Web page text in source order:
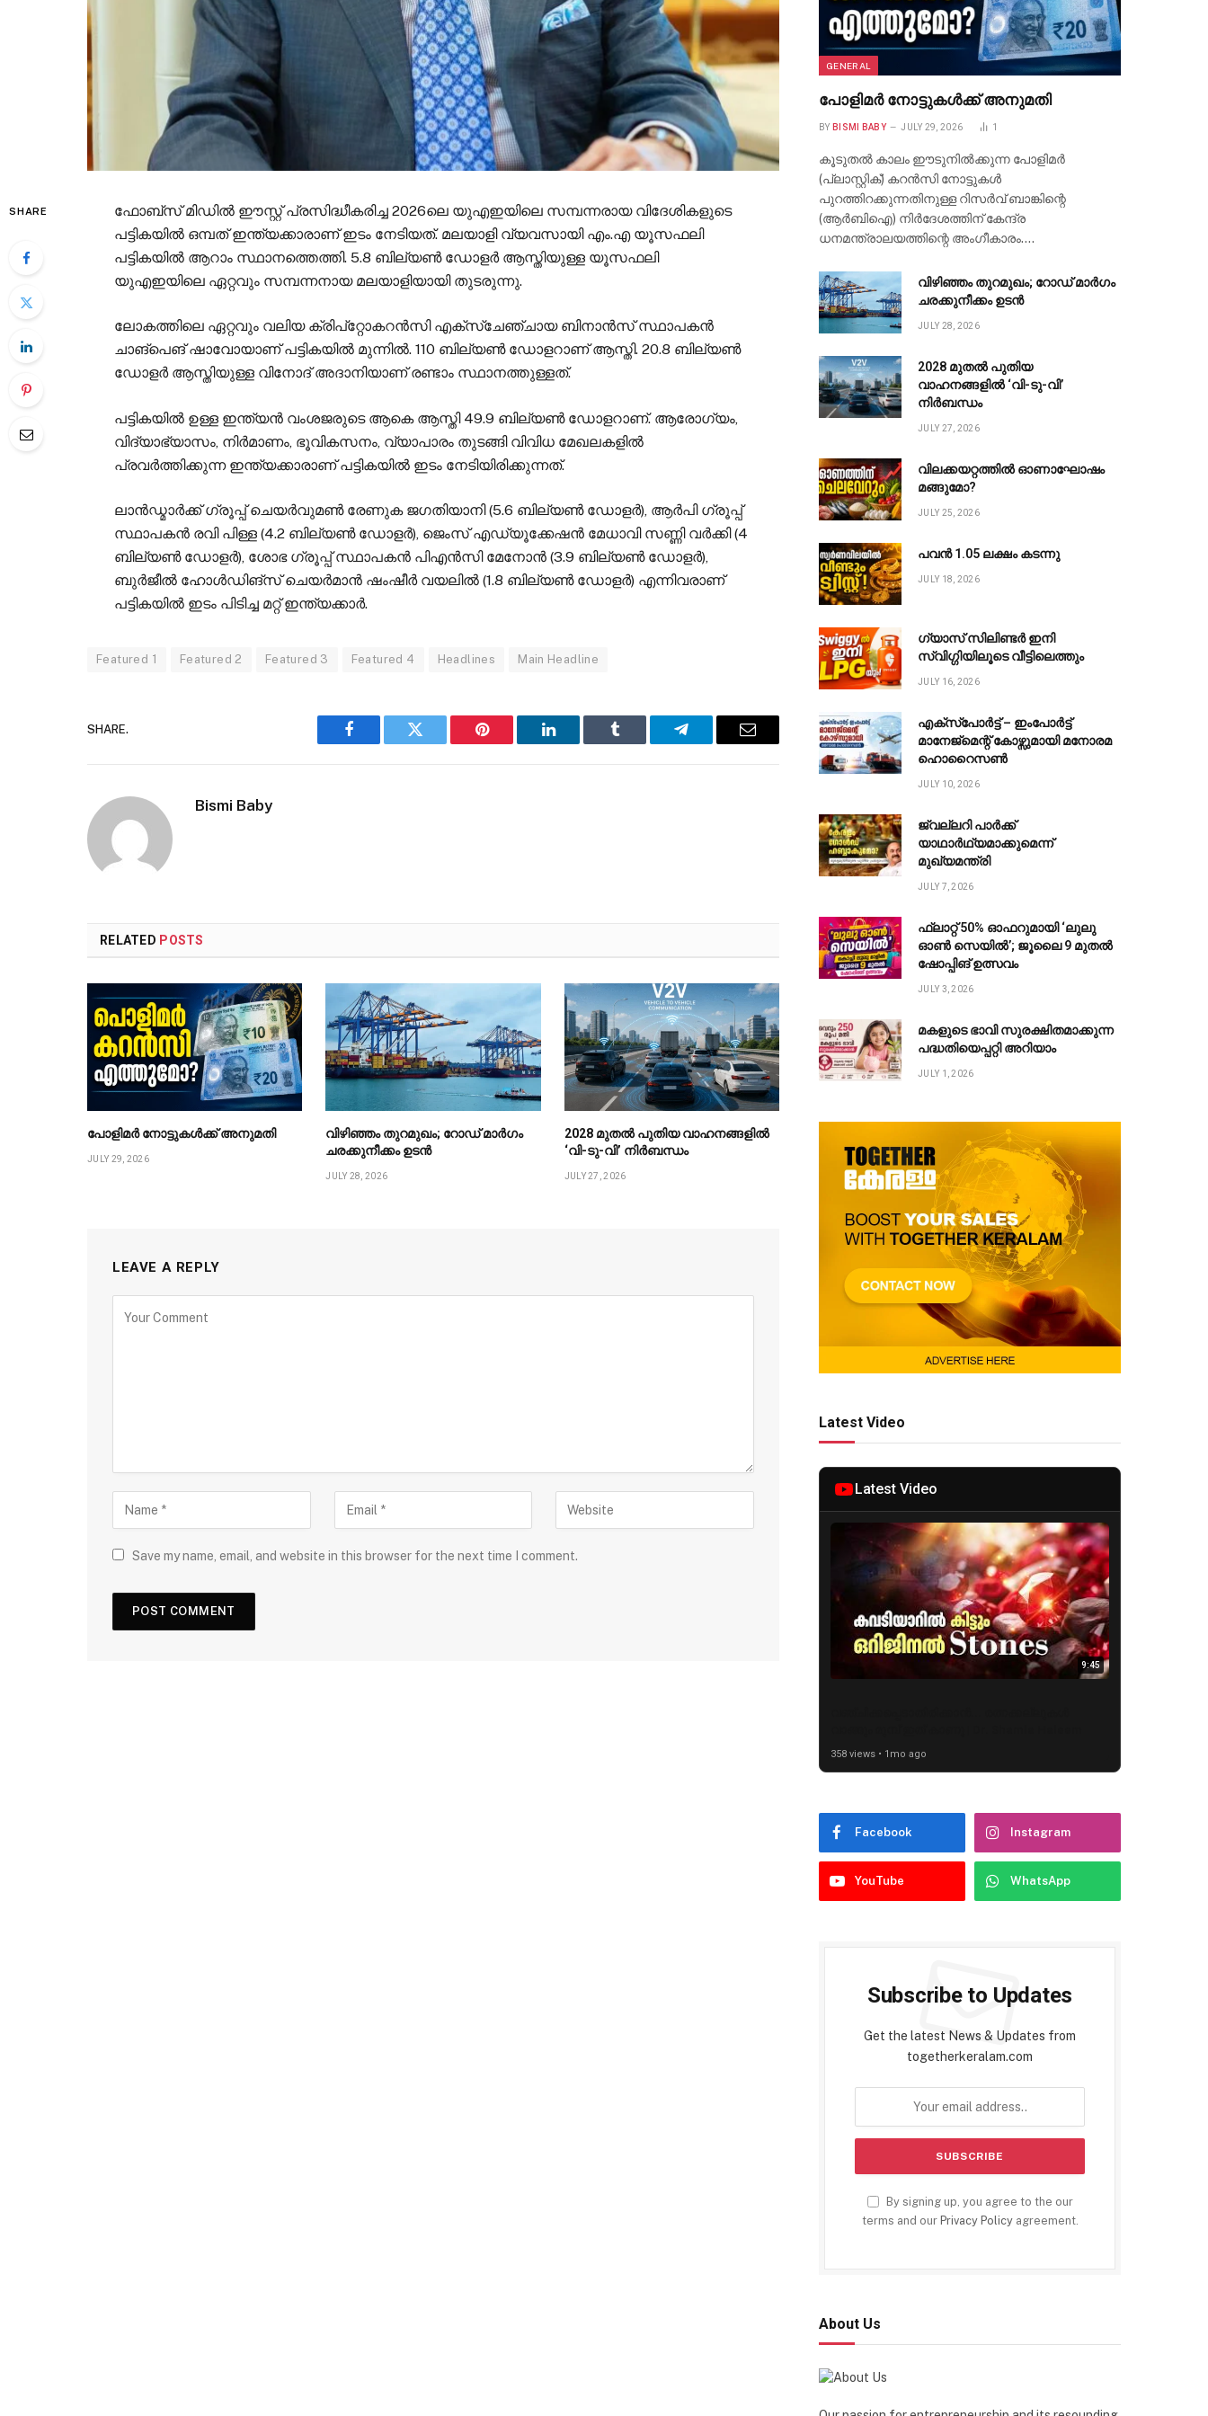
SHARE
ഫോബ്‌സ് മിഡില്‍ ഈസ്റ്റ് പ്രസിദ്ധീകരിച്ച 2026ലെ യുഎഇയിലെ സമ്പന്നരായ വിദേശികളുടെ
പട്ടികയിൽ ഒമ്പത് ഇന്ത്യക്കാരാണ് ഇടം നേടിയത്. മലയാളി വ്യവസായി എം.എ യൂസഫലി
പട്ടികയിൽ ആറാം സ്ഥാനത്തെത്തി. 5.8 ബില്യൺ ഡോളർ ആസ്തിയുള്ള യൂസഫലി
യുഎഇയിലെ ഏറ്റവും സമ്പന്നനായ മലയാളിയായി തുടരുന്നു.
ലോകത്തിലെ ഏറ്റവും വലിയ ക്രിപ്റ്റോകറന്‍സി എക്സ്ചേഞ്ചായ ബിനാന്‍സ് സ്ഥാപകന്‍
ചാങ്പെങ് ഷാവോയാണ് പട്ടികയില്‍ മുന്നില്‍. 110 ബില്യണ്‍ ഡോളറാണ് ആസ്തി. 20.8 ബില്യൺ
ഡോളർ ആസ്തിയുള്ള വിനോദ് അദാനിയാണ് രണ്ടാം സ്ഥാനത്തുള്ളത്.
പട്ടികയിൽ ഉള്ള ഇന്ത്യൻ വംശജരുടെ ആകെ ആസ്തി 49.9 ബില്യൺ ഡോളറാണ്. ആരോഗ്യം,
വിദ്യാഭ്യാസം, നിർമാണം, ഭൂവികസനം, വ്യാപാരം തുടങ്ങി വിവിധ മേഖലകളിൽ
പ്രവർത്തിക്കുന്ന ഇന്ത്യക്കാരാണ് പട്ടികയിൽ ഇടം നേടിയിരിക്കുന്നത്.
ലാന്‍ഡ്മാര്‍ക്ക് ഗ്രൂപ്പ് ചെയര്‍വുമണ്‍ രേണുക ജഗതിയാനി (5.6 ബില്യണ്‍ ഡോളര്‍), ആര്‍പി ഗ്രൂപ്പ്
സ്ഥാപകന്‍ രവി പിള്ള (4.2 ബില്യണ്‍ ഡോളര്‍), ജെംസ് എഡ്യൂക്കേഷന്‍ മേധാവി സണ്ണി വര്‍ക്കി (4
ബില്യണ്‍ ഡോളര്‍), ശോഭ ഗ്രൂപ്പ് സ്ഥാപകന്‍ പിഎന്‍സി മേനോന്‍ (3.9 ബില്യണ്‍ ഡോളര്‍),
ബുര്‍ജീല്‍ ഹോള്‍ഡിങ്‌സ് ചെയര്‍മാന്‍ ഷംഷീര്‍ വയലില്‍ (1.8 ബില്യണ്‍ ഡോളര്‍) എന്നിവരാണ്
പട്ടികയില്‍ ഇടം പിടിച്ച മറ്റ് ഇന്ത്യക്കാര്‍.
Featured 1 Featured 2 Featured 3 Featured 4 Headlines Main Headline
SHARE.
Facebook Twitter Pinterest LinkedIn Tumblr Telegram Email
Bismi Baby
RELATED POSTS
പോളിമർ നോട്ടുകൾക്ക് അനുമതി
JULY 29, 2026
വിഴിഞ്ഞം തുറമുഖം; റോഡ് മാർഗം
ചരക്കുനീക്കം ഉടൻ
JULY 28, 2026
2028 മുതൽ പുതിയ വാഹനങ്ങളിൽ
‘വി-ടു-വി’ നിർബന്ധം
JULY 27, 2026
LEAVE A REPLY
Save my name, email, and website in this browser for the next time I comment.
GENERAL
പോളിമർ നോട്ടുകൾക്ക് അനുമതി
BY BISMI BABY JULY 29, 2026 1
കൂടുതൽ കാലം ഈടുനിൽക്കുന്ന പോളിമർ
(പ്ലാസ്റ്റിക്) കറൻസി നോട്ടുകൾ
പുറത്തിറക്കുന്നതിനുള്ള റിസർവ് ബാങ്കിന്റെ
(ആർബിഐ) നിർദേശത്തിന് കേന്ദ്ര
ധനമന്ത്രാലയത്തിന്റെ അംഗീകാരം.…
വിഴിഞ്ഞം തുറമുഖം; റോഡ് മാർഗം
ചരക്കുനീക്കം ഉടൻ
JULY 28, 2026
2028 മുതൽ പുതിയ
വാഹനങ്ങളിൽ ‘വി-ടു-വി’
നിർബന്ധം
JULY 27, 2026
വിലക്കയറ്റത്തിൽ ഓണാഘോഷം
മങ്ങുമോ?
JULY 25, 2026
പവൻ ₹1.05 ലക്ഷം കടന്നു
JULY 18, 2026
ഗ്യാസ് സിലിണ്ടർ ഇനി
സ്വിഗ്ഗിയിലൂടെ വീട്ടിലെത്തും
JULY 16, 2026
എക്സ്പോർട്ട് – ഇംപോർട്ട്
മാനേജ്മെന്റ് കോഴ്സുമായി മനോരമ
ഹൊറൈസൺ
JULY 10, 2026
ജ്വല്ലറി പാർക്ക്
യാഥാർഥ്യമാക്കുമെന്ന്
മുഖ്യമന്ത്രി
JULY 7, 2026
ഫ്ലാറ്റ് 50% ഓഫറുമായി ‘ലുലു
ഓൺ സെയിൽ’; ജൂലൈ 9 മുതൽ
ഷോപ്പിങ് ഉത്സവം
JULY 3, 2026
മകളുടെ ഭാവി സുരക്ഷിതമാക്കുന്ന
പദ്ധതിയെപ്പറ്റി അറിയാം
JULY 1, 2026
Latest Video
Latest Video
9:45
358 views • 1mo ago
Facebook Instagram
YouTube WhatsApp
Subscribe to Updates
Get the latest News & Updates from
togetherkeralam.com
By signing up, you agree to the our
terms and our Privacy Policyagreement.
About Us